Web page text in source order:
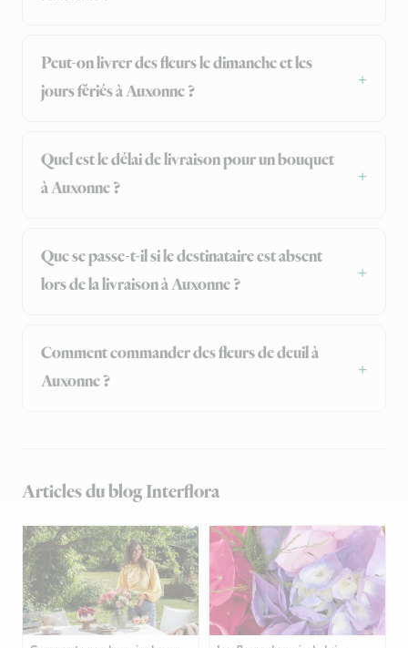
Peut-on livrer des fleurs le dimanche et les
jours fériés à Auxonne ?
Quel est le délai de livraison pour un bouquet
à Auxonne ?
Que se passe-t-il si le destinataire est absent
lors de la livraison à Auxonne ?
Comment commander des fleurs de deuil à
Auxonne ?
Articles du blog Interflora